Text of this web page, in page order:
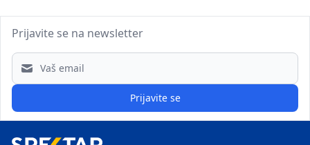
Prijavite se na newsletter
Email address
Prijavite se